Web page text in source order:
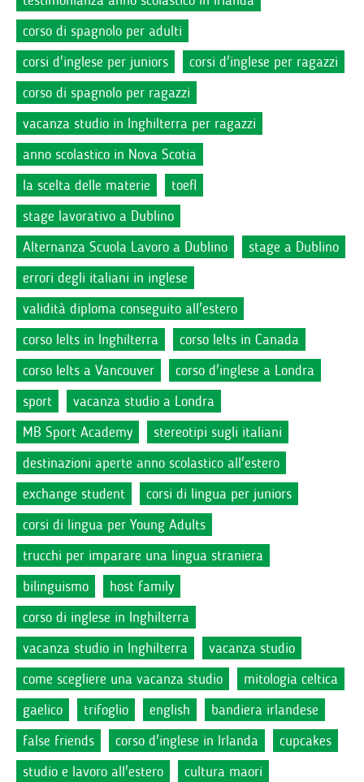
corso di spagnolo per adulti
corsi d'inglese per juniors
corsi d'inglese per ragazzi
corso di spagnolo per ragazzi
vacanza studio in Inghilterra per ragazzi
anno scolastico in Nova Scotia
la scelta delle materie
toefl
stage lavorativo a Dublino
Alternanza Scuola Lavoro a Dublino
stage a Dublino
errori degli italiani in inglese
validità diploma conseguito all'estero
corso Ielts in Inghilterra
corso Ielts in Canada
corso Ielts a Vancouver
corso d'inglese a Londra
sport
vacanza studio a Londra
MB Sport Academy
stereotipi sugli italiani
destinazioni aperte anno scolastico all'estero
exchange student
corsi di lingua per juniors
corsi di lingua per Young Adults
trucchi per imparare una lingua straniera
bilinguismo
host family
corso di inglese in Inghilterra
vacanza studio in Inghilterra
vacanza studio
come scegliere una vacanza studio
mitologia celtica
gaelico
trifoglio english
bandiera irlandese
false friends
corso d'inglese in Irlanda
cupcakes
studio e lavoro all'estero
cultura maori